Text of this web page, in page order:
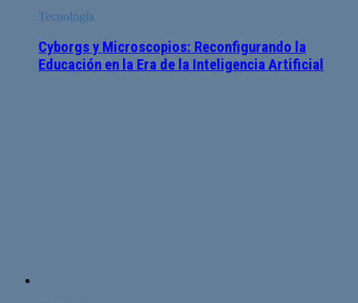
Tecnología
Cyborgs y Microscopios: Reconfigurando la
Educación en la Era de la Inteligencia Artificial